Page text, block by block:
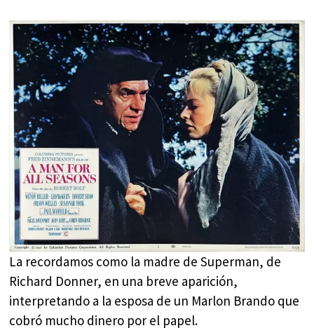
La recordamos como la madre de Superman, de
Richard Donner, en una breve aparición,
interpretando a la esposa de un Marlon Brando que
cobró mucho dinero por el papel.